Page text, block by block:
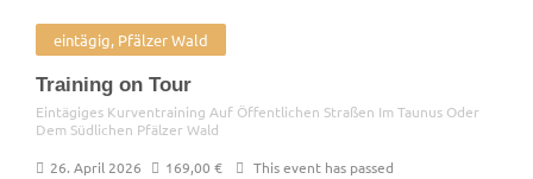
eintägig, Pfälzer Wald
Training on Tour
Eintägiges Kurventraining Auf Öffentlichen Straßen Im Taunus Oder
Dem Südlichen Pfälzer Wald
26. April 2026
169,00 € This event has passed